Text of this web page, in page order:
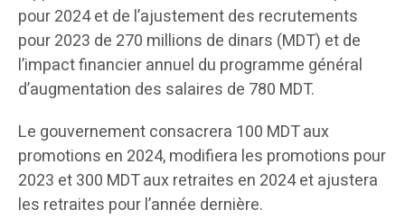
pour 2024 et de l’ajustement des recrutements
pour 2023 de 270 millions de dinars (MDT) et de
l’impact financier annuel du programme général
d’augmentation des salaires de 780 MDT.
Le gouvernement consacrera 100 MDT aux
promotions en 2024, modifiera les promotions pour
2023 et 300 MDT aux retraites en 2024 et ajustera
les retraites pour l’année dernière.